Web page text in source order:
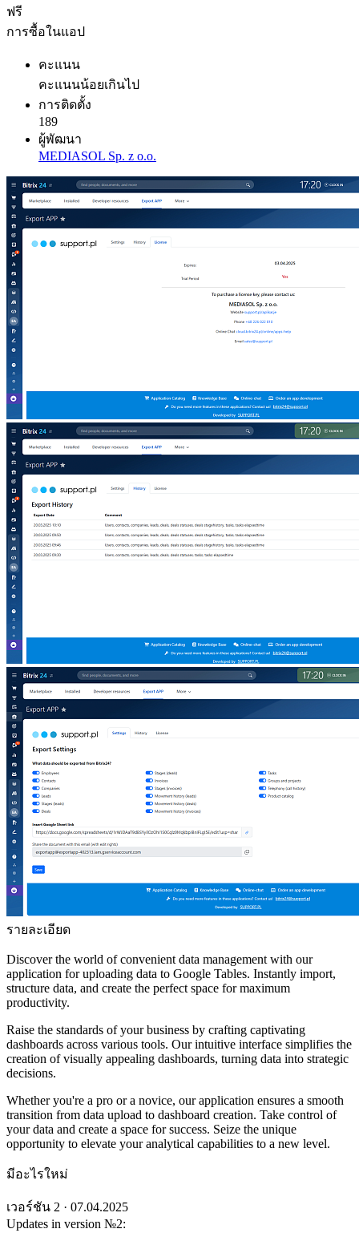
ฟรี
การซื้อในแอป
คะแนน
คะแนนน้อยเกินไป
การติดตั้ง
189
ผู้พัฒนา
MEDIASOL Sp. z o.o.
รายละเอียด
Discover the world of convenient data management with our
application for uploading data to Google Tables. Instantly import,
structure data, and create the perfect space for maximum
productivity.
Raise the standards of your business by crafting captivating
dashboards across various tools. Our intuitive interface simplifies the
creation of visually appealing dashboards, turning data into strategic
decisions.
Whether you're a pro or a novice, our application ensures a smooth
transition from data upload to dashboard creation. Take control of
your data and create a space for success. Seize the unique
opportunity to elevate your analytical capabilities to a new level.
มีอะไรใหม่
เวอร์ชัน 2 · 07.04.2025
Updates in version №2: